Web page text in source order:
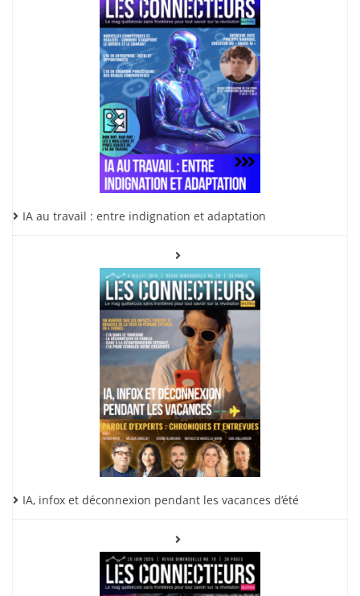
IA au travail : entre indignation et adaptation
IA, infox et déconnexion pendant les vacances d’été